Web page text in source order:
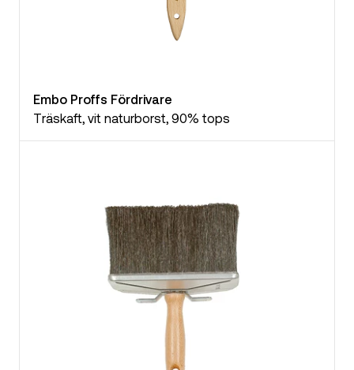
Embo Proffs Fördrivare
Träskaft, vit naturborst, 90% tops